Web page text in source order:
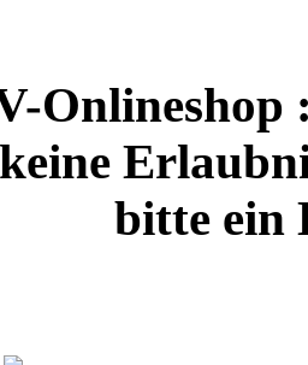
Onlineshop
bitte ein